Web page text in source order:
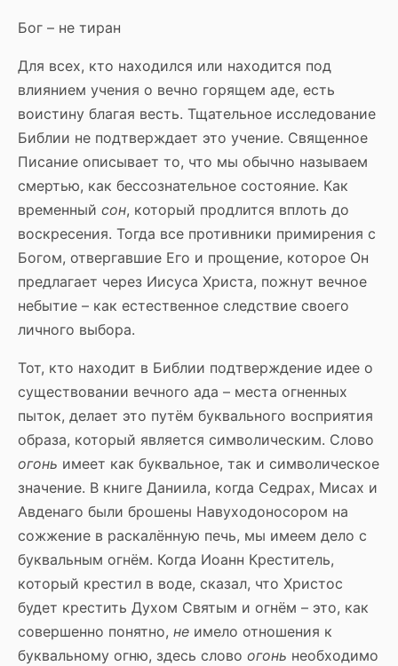
Бог – не тиран
Для всех, кто находился или находится под
влиянием учения о вечно горящем аде, есть
воистину благая весть. Тщательное исследование
Библии не подтверждает это учение. Священное
Писание описывает то, что мы обычно называем
смертью, как бессознательное состояние. Как
временный сон, который продлится вплоть до
воскресения. Тогда все противники примирения с
Богом, отвергавшие Его и прощение, которое Он
предлагает через Иисуса Христа, пожнут вечное
небытие – как естественное следствие своего
личного выбора.
Тот, кто находит в Библии подтверждение идее о
существовании вечного ада – места огненных
пыток, делает это путём буквального восприятия
образа, который является символическим. Слово
огонь имеет как буквальное, так и символическое
значение. В книге Даниила, когда Седрах, Мисах и
Авденаго были брошены Навуходоносором на
сожжение в раскалённую печь, мы имеем дело с
буквальным огнём. Когда Иоанн Креститель,
который крестил в воде, сказал, что Христос
будет крестить Духом Святым и огнём – это, как
совершенно понятно, не имело отношения к
буквальному огню, здесь слово огонь необходимо